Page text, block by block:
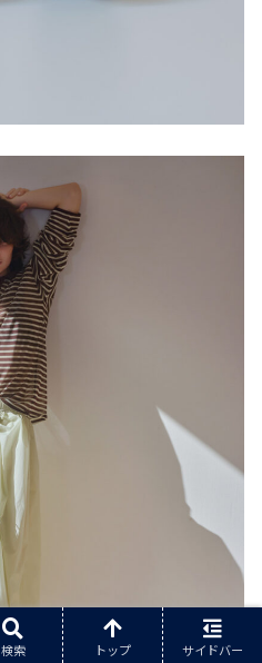
検索 トップ サイドバー